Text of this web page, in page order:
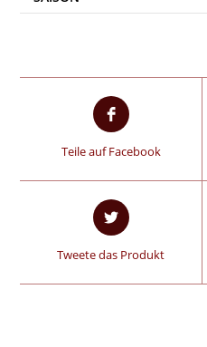
Teile auf Facebook
Tweete das Produkt